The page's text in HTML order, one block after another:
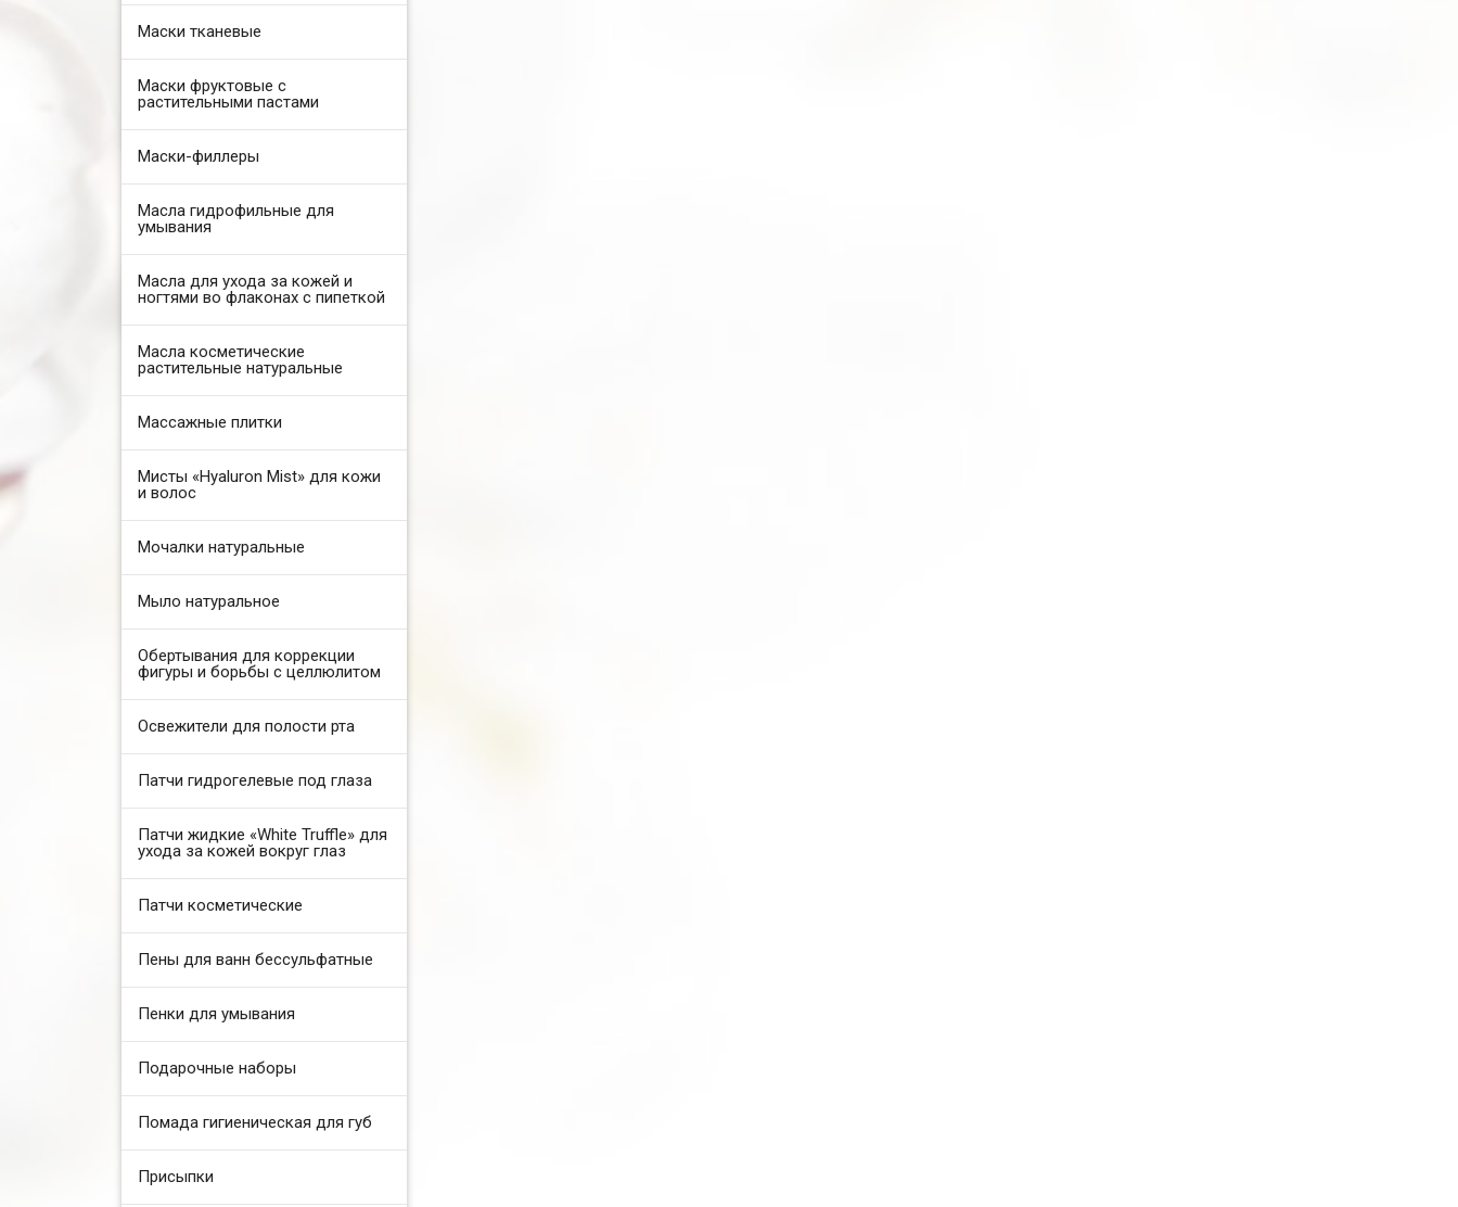
Маски тканевые
Маски фруктовые с
растительными пастами
Маски-филлеры
Масла гидрофильные для
умывания
Масла для ухода за кожей и
ногтями во флаконах с пипеткой
Масла косметические
растительные натуральные
Массажные плитки
Мисты «Hyaluron Mist» для кожи
и волос
Мочалки натуральные
Мыло натуральное
Обертывания для коррекции
фигуры и борьбы с целлюлитом
Освежители для полости рта
Патчи гидрогелевые под глаза
Патчи жидкие «White Truffle» для
ухода за кожей вокруг глаз
Патчи косметические
Пены для ванн бессульфатные
Пенки для умывания
Подарочные наборы
Помада гигиеническая для губ
Присыпки